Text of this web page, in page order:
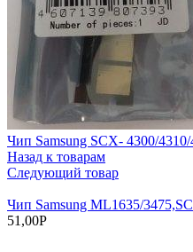
Чип Samsung SCX- 4300/
Назад к товарам
Следующий товар
Чип Samsung ML1635/
51,00Р